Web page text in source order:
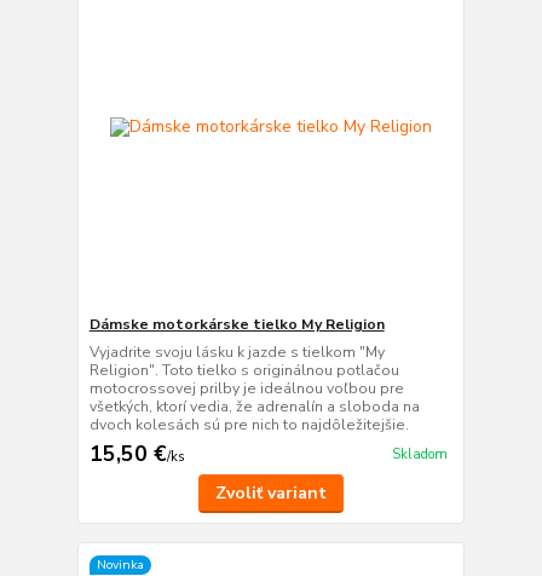
Dámske motorkárske tielko My Religion
Vyjadrite svoju lásku k jazde s tielkom "My
Religion". Toto tielko s originálnou potlačou
motocrossovej prilby je ideálnou voľbou pre
všetkých, ktorí vedia, že adrenalín a sloboda na
dvoch kolesách sú pre nich to najdôležitejšie.
15,50 €/ks Skladom
Zvoliť variant
Novinka